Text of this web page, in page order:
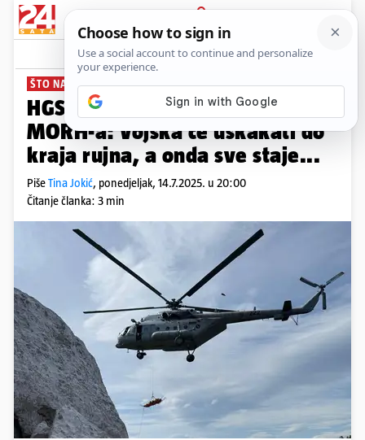
PRIJAVA
News Komentari
ŠTO NAKON SEZONE? PLUS+
HGSS gubi pomoć helikoptera
MORH-a: Vojska će uskakati do
kraja rujna, a onda sve staje...
PišeTina Jokić, ponedjeljak, 14.7.2025. u 20:00
Čitanje članka: 3 min